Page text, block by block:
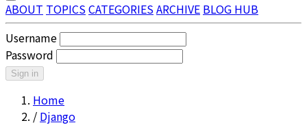
ABOUT TOPICSCATEGORIESARCHIVE BLOG HUB
Username
Password
Sign in
Home
/ Django